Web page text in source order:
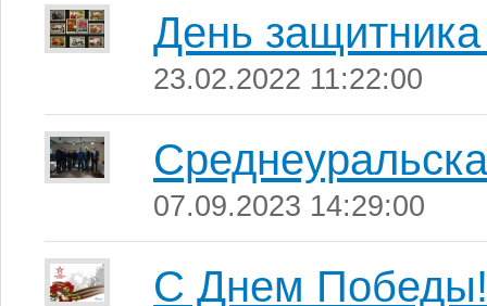
День
23.02.2022 11:22:00
07.09.2023 14:29:00
С Днем Победы!